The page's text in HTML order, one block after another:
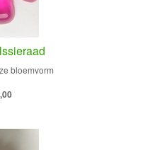
bloemvorm